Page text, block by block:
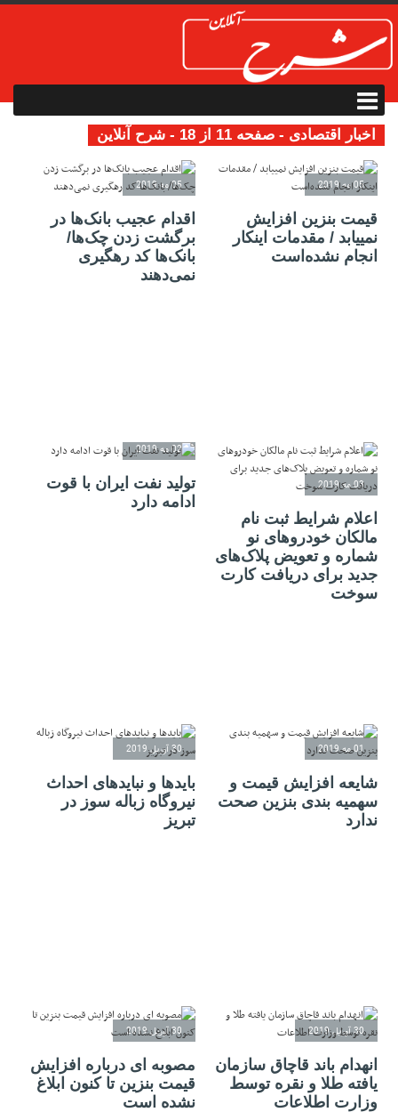
اخبار اقتصادی - صفحه 11 از 18 - شرح آنلاین
05 مه 2019
قیمت بنزین افزایش
نمی‎یابد / مقدمات اینکار
انجام نشده‌است
05 مه 2019
اقدام عجیب بانک‌ها در
برگشت زدن چک‌ها/
بانک‌ها کد رهگیری
نمی‌دهند
03 مه 2019
اعلام شرایط ثبت نام
مالکان خودروهای نو
شماره و تعویض پلاک‌های
جدید برای دریافت کارت
سوخت
02 مه 2019
تولید نفت ایران با قوت
ادامه دارد
01 مه 2019
شایعه افزایش قیمت و
سهمیه بندی بنزین صحت
ندارد
30 آوریل 2019
بایدها و نبایدهای احداث
نیروگاه زباله سوز در
تبریز
30 آوریل 2019
انهدام باند قاچاق سازمان
یافته طلا و نقره توسط
وزارت اطلاعات
30 آوریل 2019
مصوبه ای درباره افزایش
قیمت بنزین تا کنون ابلاغ
نشده است